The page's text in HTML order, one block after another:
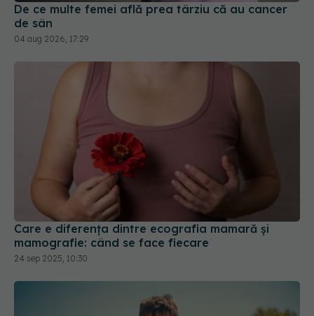
De ce multe femei află prea târziu că au cancer
de sân
04 aug 2026, 17:29
Care e diferența dintre ecografia mamară și
mamografie: când se face fiecare
24 sep 2025, 10:30